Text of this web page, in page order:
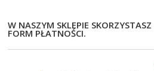
W NASZYM SKLEPIE
FORM PŁATNOŚCI.